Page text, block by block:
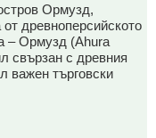
Ормузд,
древноперсийското
– Ормузд (Ahura
свързан с древния
важен търговски